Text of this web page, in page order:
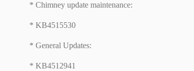
* Chimney update maintenance:
* KB4515530
* General Updates:
* KB4512941